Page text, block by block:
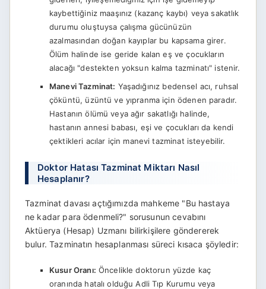
kaybettiğiniz maaşınız (kazanç kaybı) veya sakatlık
durumu oluştuysa çalışma gücünüzün
azalmasından doğan kayıplar bu kapsama girer.
Ölüm halinde ise geride kalan eş ve çocukların
alacağı "destekten yoksun kalma tazminatı" istenir.
Manevi Tazminat: Yaşadığınız bedensel acı, ruhsal
çöküntü, üzüntü ve yıpranma için ödenen paradır.
Hastanın ölümü veya ağır sakatlığı halinde,
hastanın annesi babası, eşi ve çocukları da kendi
çektikleri acılar için manevi tazminat isteyebilir.
Doktor Hatası Tazminat Miktarı Nasıl
Hesaplanır?
Tazminat davası açtığımızda mahkeme "Bu hastaya
ne kadar para ödenmeli?" sorusunun cevabını
Aktüerya (Hesap) Uzmanı bilirkişilere göndererek
bulur. Tazminatın hesaplanması süreci kısaca şöyledir:
Kusur Oranı: Öncelikle doktorun yüzde kaç
oranında hatalı olduğu Adli Tıp Kurumu veya